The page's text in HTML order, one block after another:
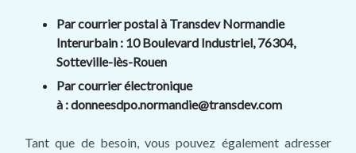
Par courrier postal à Transdev Normandie
Interurbain : 10 Boulevard Industriel, 76304,
Sotteville-lès-Rouen
Par courrier électronique
à : donneesdpo.normandie@transdev.com
Tant que de besoin, vous pouvez également adresser